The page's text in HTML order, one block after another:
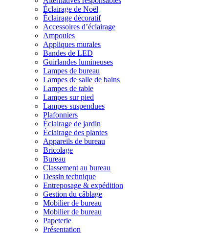
Éclairage de Noël
Éclairage décoratif
Accessoires d’éclairage
Ampoules
Appliques murales
Bandes de LED
Guirlandes lumineuses
Lampes de bureau
Lampes de salle de bains
Lampes de table
Lampes sur pied
Lampes suspendues
Plafonniers
Éclairage de jardin
Éclairage des plantes
Appareils de bureau
Bricolage
Bureau
Classement au bureau
Dessin technique
Entreposage & expédition
Gestion du câblage
Mobilier de bureau
Mobilier de bureau
Papeterie
Présentation